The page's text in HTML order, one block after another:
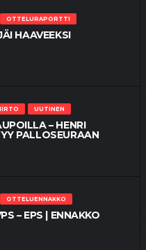
OTTELURAPORTTI
HAAVEEKSI
UUTINEN
– HENRI
PALLOSEURAAN
OTTELUENNAKKO
– EPS | ENNAKKO